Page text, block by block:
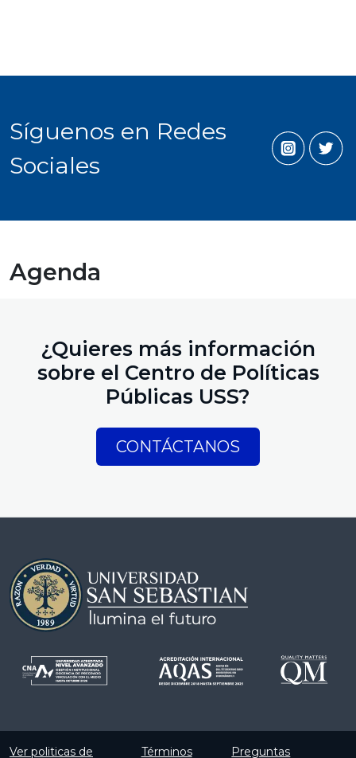
Síguenos en Redes
Sociales
Agenda
¿Quieres más información
sobre el Centro de Políticas
Públicas USS?
CONTÁCTANOS
Ver politicas de Términos Preguntas